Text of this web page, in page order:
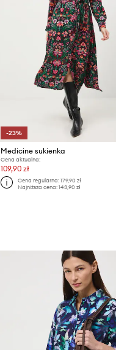
-23%
Medicine sukienka
Cena aktualna:
109,90 zł
Cena regularna: 179,90 zł
Najniższa cena: 143,90 zł